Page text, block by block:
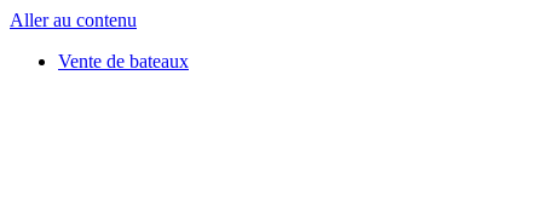
Aller au contenu
Vente de bateaux